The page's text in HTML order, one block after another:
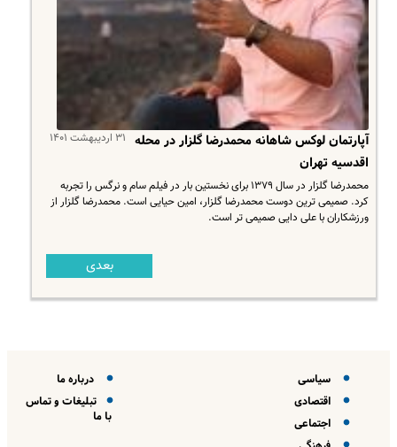
۳۱ اردیبهشت ۱۴۰۱
آپارتمان لوکس شاهانه محمدرضا گلزار در محله
اقدسیه تهران
محمدرضا گلزار در سال ۱۳۷۹ برای نخستین بار در فیلم سام و نرگس را تجربه
کرد. صمیمی ترین دوست محمدرضا گلزار، امین حیایی است. محمدرضا گلزار از
ورزشکاران با علی دایی صمیمی تر است.
بعدی
سیاسی
اقتصادی
اجتماعی
درباره ما
تبلیغات و تماس
با ما